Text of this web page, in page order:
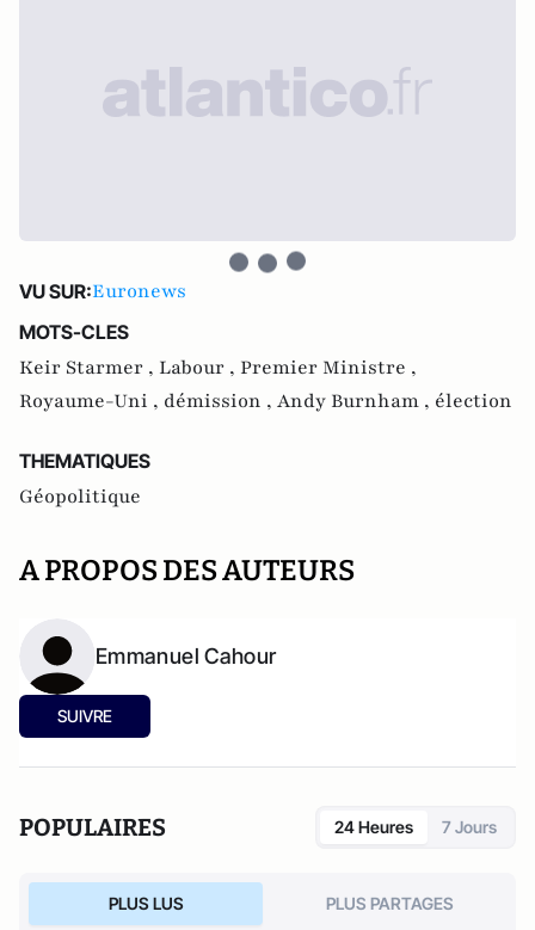
VU SUR:Euronews
MOTS-CLES
Keir Starmer , Labour , Premier Ministre ,
Royaume-Uni , démission , Andy Burnham , élection
THEMATIQUES
Géopolitique
A PROPOS DES AUTEURS
Emmanuel Cahour
SUIVRE
POPULAIRES 24 Heures 7 Jours
PLUS LUS PLUS PARTAGES